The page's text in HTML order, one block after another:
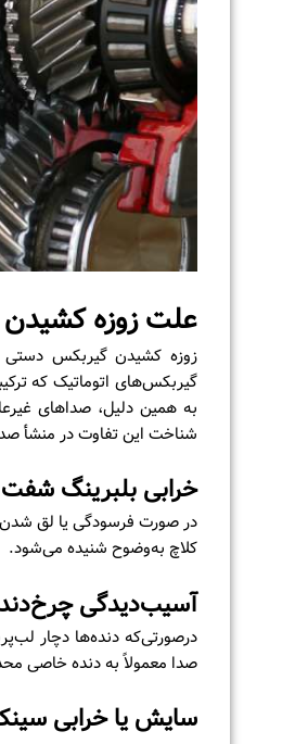
علت زوزه
زوزه کشیدن گیربکس دستی
گیربکس‌های اتوماتیک که
به همین دلیل، صداهای
شناخت این تفاوت در منشأ
خرابی بلبرینگ
در صورت فرسودگی یا لق
کلاچ به‌وضوح شنیده می‌شود.
آسیب‌دیدگی
درصورتی‌که دنده‌ها دچار
صدا معمولاً به دنده خاصی
سایش یا خرابی